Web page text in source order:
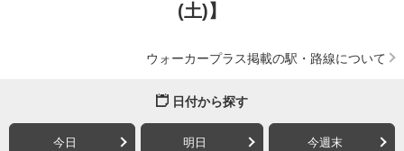
(土)】
ウォーカープラス掲載の駅・路線について
日付から探す
今日 明日 今週末